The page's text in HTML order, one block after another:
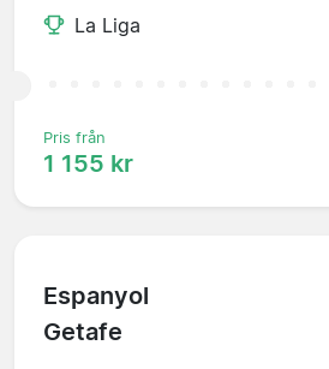
La Liga
Pris från
1 155 kr
Espanyol
Getafe